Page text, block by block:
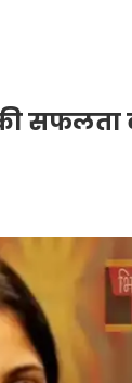
सफलता